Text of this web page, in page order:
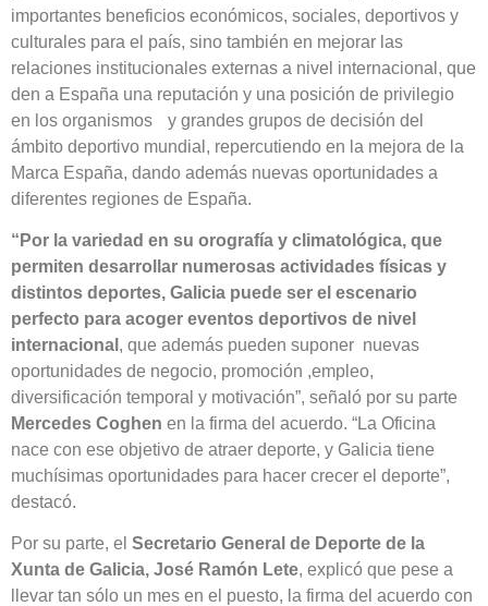
importantes beneficios económicos, sociales, deportivos y
culturales para el país, sino también en mejorar las
relaciones institucionales externas a nivel internacional, que
den a España una reputación y una posición de privilegio
en los organismos y grandes grupos de decisión del
ámbito deportivo mundial, repercutiendo en la mejora de la
Marca España, dando además nuevas oportunidades a
diferentes regiones de España.
“Por la variedad en su orografía y climatológica, que
permiten desarrollar numerosas actividades físicas y
distintos deportes, Galicia puede ser el escenario
perfecto para acoger eventos deportivos de nivel
internacional , que además pueden suponer nuevas
oportunidades de negocio, promoción ,empleo,
diversificación temporal y motivación”, señaló por su parte
Mercedes Coghen en la firma del acuerdo. “La Oficina
nace con ese objetivo de atraer deporte, y Galicia tiene
muchísimas oportunidades para hacer crecer el deporte”,
destacó.
Por su parte, el Secretario General de Deporte de la
Xunta de Galicia, José Ramón Lete, explicó que pese a
llevar tan sólo un mes en el puesto, la firma del acuerdo con